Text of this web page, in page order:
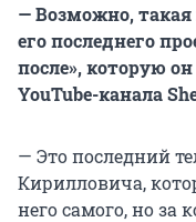
— Возможно,
его последнего
после», которую
YouTube-канала
— Это последний
Кирилловича,
него самого, но за